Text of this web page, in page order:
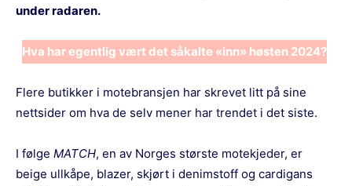
under radaren.
Hva har egentlig vært det såkalte «inn» høsten 2024?
Flere butikker i motebransjen har skrevet litt på sine
nettsider om hva de selv mener har trendet i det siste.
I følge MATCH, en av Norges største motekjeder, er
beige ullkåpe, blazer, skjørt i denimstoff og cardigans